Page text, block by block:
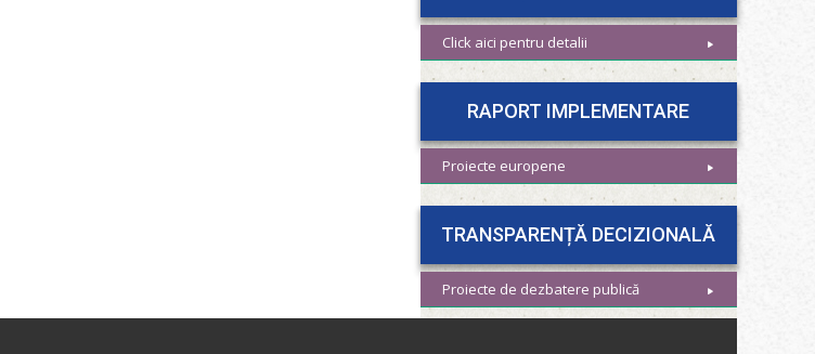
Click aici pentru detalii
RAPORT IMPLEMENTARE
Proiecte europene
TRANSPARENȚĂ DECIZIONALĂ
Proiecte de dezbatere publică